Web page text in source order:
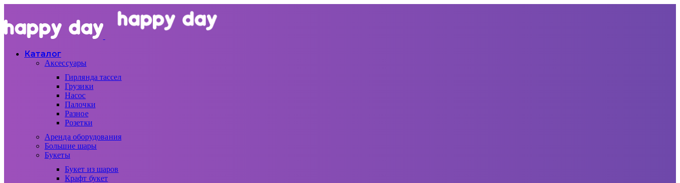
Каталог
Аксессуары
Гирлянда тассел
Грузики
Насос
Палочки
Разное
Розетки
Аренда оборудования
Большие шары
Букеты
Букет из шаров
Крафт букет